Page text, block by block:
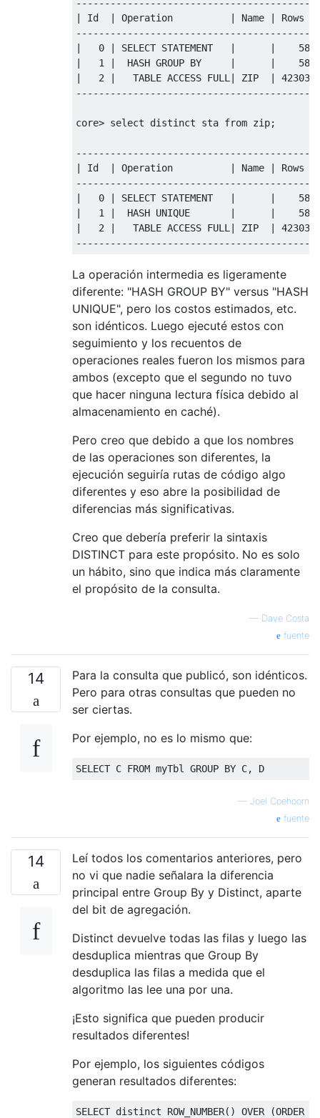
|
Id | Operation | Name | Rows
|
0 | SELECT STATEMENT | | 58
|
1 |
  HASH
GROUP BY | | 58
|
2 | TABLE ACCESS FULL | ZIP | 42303
core> select distinct sta from zip;
|
Id | Operation | Name | Rows
|
0 | SELECT STATEMENT | | 58
|
1 |
  HASH
UNIQUE | | 58
|
2 | TABLE ACCESS FULL | ZIP | 42303
La operación intermedia es ligeramente
diferente: "HASH GROUP BY" versus "HASH
UNIQUE", pero los costos estimados, etc.
son idénticos. Luego ejecuté estos con
seguimiento y los recuentos de
operaciones reales fueron los mismos para
ambos (excepto que el segundo no tuvo
que hacer ninguna lectura física debido al
almacenamiento en caché).
Pero creo que debido a que los nombres
de las operaciones son diferentes, la
ejecución seguiría rutas de código algo
diferentes y eso abre la posibilidad de
diferencias más significativas.
Creo que debería preferir la sintaxis
DISTINCT para este propósito. No es solo
un hábito, sino que indica más claramente
el propósito de la consulta.
— Dave Costa
fuente
14
Para la consulta que publicó, son idénticos.
Pero para otras consultas que pueden no
ser ciertas.
Por ejemplo, no es lo mismo que:
SELECT C FROM myTbl GROUP BY C, D
— Joel Coehoorn
fuente
14
Leí todos los comentarios anteriores, pero
no vi que nadie señalara la diferencia
principal entre Group By y Distinct, aparte
del bit de agregación.
Distinct devuelve todas las filas y luego las
desduplica mientras que Group By
desduplica las filas a medida que el
algoritmo las lee una por una.
¡Esto significa que pueden producir
resultados diferentes!
Por ejemplo, los siguientes códigos
generan resultados diferentes:
SELECT distinct ROW_NUMBER() OVER (ORDER